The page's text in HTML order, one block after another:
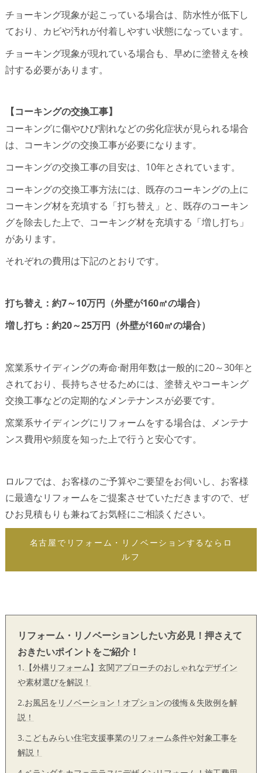
チョーキング現象が起こっている場合は、防水性が低下し
ており、カビや汚れが付着しやすい状態になっています。
チョーキング現象が現れている場合も、早めに塗替えを検
討する必要があります。
【コーキングの交換工事】
コーキングに傷やひび割れなどの劣化症状が見られる場合
は、コーキングの交換工事が必要になります。
コーキングの交換工事の目安は、10年とされています。
コーキングの交換工事方法には、既存のコーキングの上に
コーキング材を充填する「打ち替え」と、既存のコーキン
グを除去した上で、コーキング材を充填する「増し打ち」
があります。
それぞれの費用は下記のとおりです。
打ち替え：約7～10万円（外壁が160㎡の場合）
増し打ち：約20～25万円（外壁が160㎡の場合）
窯業系サイディングの寿命·耐用年数は一般的に20～30年と
されており、長持ちさせるためには、塗替えやコーキング
交換工事などの定期的なメンテナンスが必要です。
窯業系サイディングにリフォームをする場合は、メンテナ
ンス費用や頻度を知った上で行うと安心です。
ロルフでは、お客様のご予算やご要望をお伺いし、お客様
に最適なリフォームをご提案させていただきますので、ぜ
ひお見積もりも兼ねてお気軽にご相談ください。
名古屋でリフォーム・リノベーションするならロ
ルフ
リフォーム・リノベーションしたい方必見！押さえて
おきたいポイントをご紹介！
1. 【外構リフォーム】玄関アプローチのおしゃれなデザイン
や素材選びを解説！
2.お風呂をリノベーション！オプションの後悔＆失敗例を解
説！
3.こどもみらい住宅支援事業のリフォーム条件や対象工事を
解説！